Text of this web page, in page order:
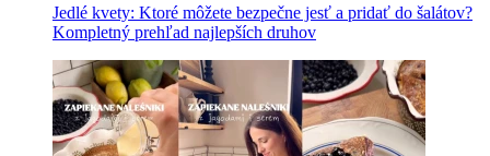
Jedlé kvety: Ktoré môžete bezpečne jesť a pridať do šalátov?
Kompletný prehľad najlepších druhov